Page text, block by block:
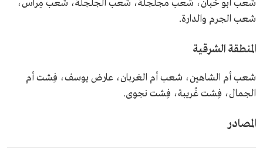
شعب أبو خبان، شعب مجلجلة، شعب الجلجلة، شعب مِراس،
شعب الجرم والدارة.
المنطقة الشرقية
شعب أم الشاهين، شعب أم الغربان، عارض يوسف، فِشت أم
الجمال، فِشت غُريبة، فِشت نجوى.
المصادر